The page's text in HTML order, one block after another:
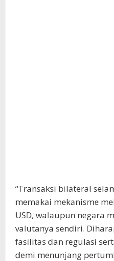
“Transaksi bilateral
memakai mekanisme
USD, walaupun negara
valutanya sendiri.
fasilitas dan regulasi
demi menunjang